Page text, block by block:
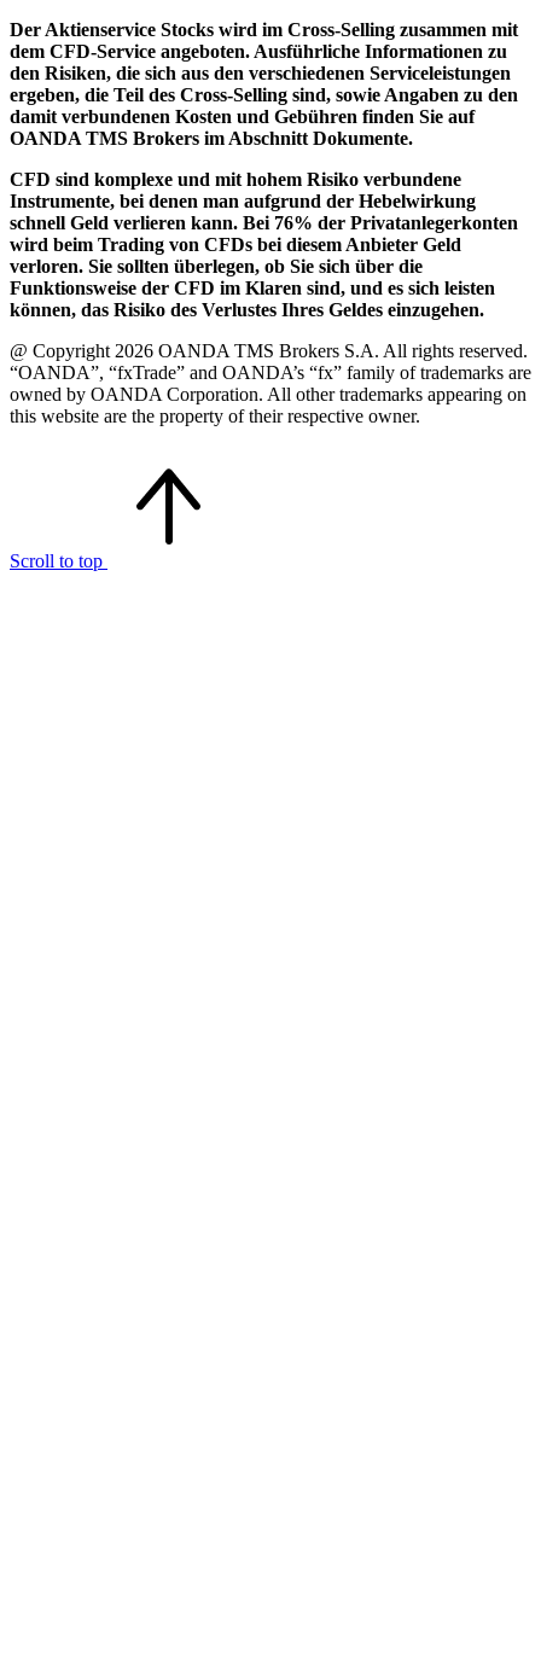
Der Aktienservice Stocks wird im Cross-Selling zusammen mit
dem CFD-Service angeboten. Ausführliche Informationen zu
den Risiken, die sich aus den verschiedenen Serviceleistungen
ergeben, die Teil des Cross-Selling sind, sowie Angaben zu den
damit verbundenen Kosten und Gebühren finden Sie auf
OANDA TMS Brokers im Abschnitt Dokumente.
CFD sind komplexe und mit hohem Risiko verbundene
Instrumente, bei denen man aufgrund der Hebelwirkung
schnell Geld verlieren kann. Bei 76% der Privatanlegerkonten
wird beim Trading von CFDs bei diesem Anbieter Geld
verloren. Sie sollten überlegen, ob Sie sich über die
Funktionsweise der CFD im Klaren sind, und es sich leisten
können, das Risiko des Verlustes Ihres Geldes einzugehen.
@ Copyright 2026 OANDA TMS Brokers S.A. All rights reserved.
“OANDA”, “fxTrade” and OANDA’s “fx” family of trademarks are
owned by OANDA Corporation. All other trademarks appearing on
this website are the property of their respective owner.
Scroll to top